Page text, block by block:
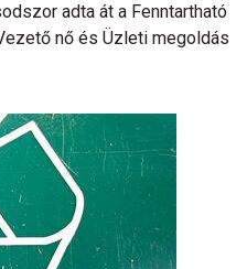
adta át a Fenntartható
nő és Üzleti megoldás